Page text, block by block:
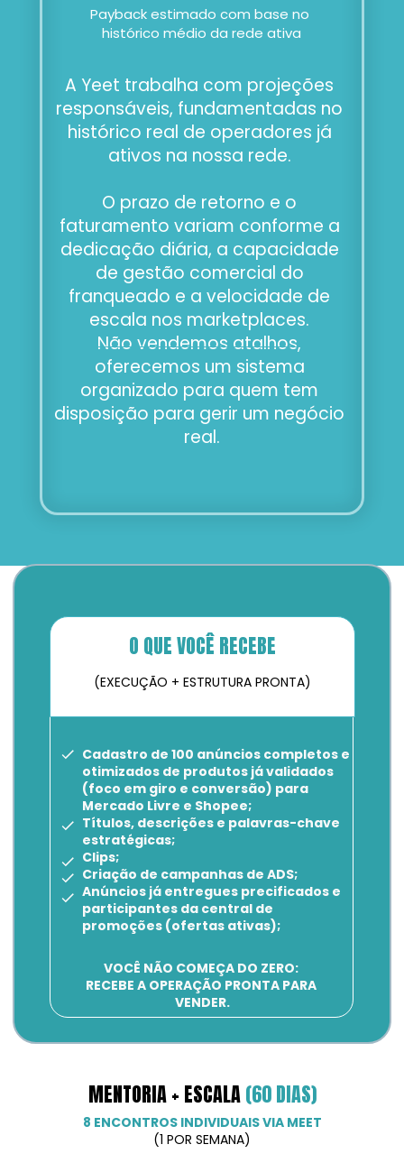
Payback estimado com base no
histórico médio da rede ativa
A Yeet trabalha com projeções
responsáveis, fundamentadas no
histórico real de operadores já
ativos na nossa rede.
O prazo de retorno e o
faturamento variam conforme a
dedicação diária, a capacidade
de gestão comercial do
franqueado e a velocidade de
escala nos marketplaces.
Não vendemos atalhos,
oferecemos um sistema
organizado para quem tem
disposição para gerir um negócio
real.
MENTORIA + ESCALA (60 DIAS)
O QUE VOCÊ RECEBE
8 ENCONTROS INDIVIDUAIS VIA MEET
(1 POR SEMANA)
(EXECUÇÃO + ESTRUTURA PRONTA)
Cadastro de 100 anúncios completos e
otimizados de produtos já validados
(foco em giro e conversão) para
Mercado Livre e Shopee;
Títulos, descrições e palavras-chave
estratégicas;
Clips;
Criação de campanhas de ADS;
Anúncios já entregues precificados e
participantes da central de
promoções (ofertas ativas);
VOCÊ NÃO COMEÇA DO ZERO:
RECEBE A OPERAÇÃO PRONTA PARA
VENDER.